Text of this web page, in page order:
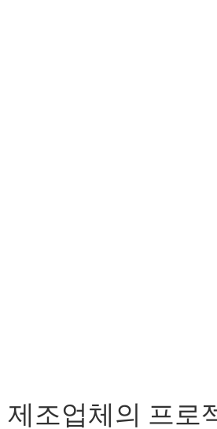
제조업체의 프로
성을 선보입니다., 통합, 그리고 고